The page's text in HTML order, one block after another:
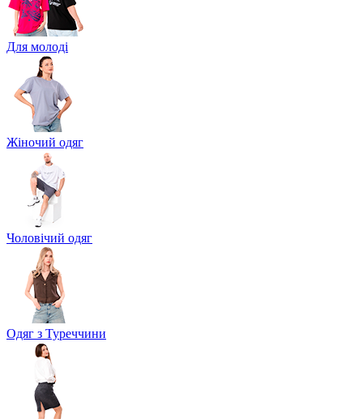
Для молоді
Жіночий одяг
Чоловічий одяг
Одяг з Туреччини